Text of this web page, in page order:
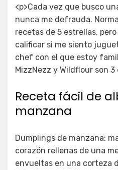
<p>Cada vez que busco
nunca me defrauda.
recetas de 5 estrellas,
calificar si me siento
chef con el que estoy
MizzNezz y Wildflour son
Receta fácil de
manzana
Dumplings de manzana:
corazón rellenas de una
envueltas en una corteza